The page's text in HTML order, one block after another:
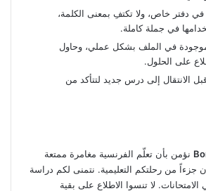
دفتر خاص، ولا تكتفِ بمعنى الكلمة،
في جملة كاملة.
في الملف بشكل عملي، وحاول
على الحلول.
الانتقال إلى درس جديد لتتأكد من
نؤمن بأن تعلّم الفرنسية مغامرة ممتعة
جزءاً من رحلتكم التعليمية. نتمنى لكم دراسة
لا تنسوا الاطلاع على بقية